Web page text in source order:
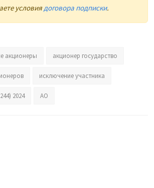
условия договора подписки.
акционеры акционер государство
исключение участника
2024 АО